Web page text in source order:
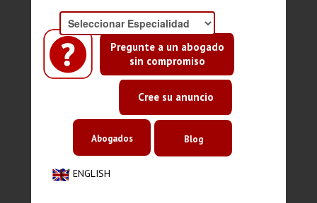
Pregunte a un abogado
sin compromiso
Cree su anuncio
ENGLISH
Abogados Blog